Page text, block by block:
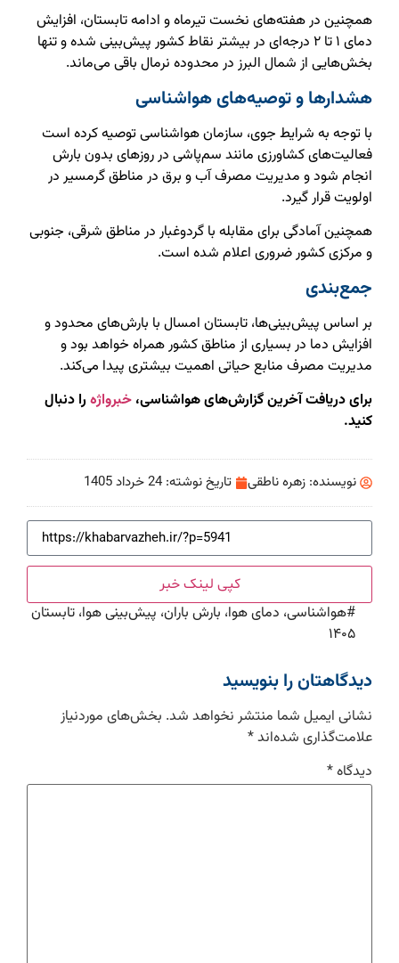
همچنین در هفته‌های نخست تیرماه و ادامه تابستان، افزایش
دمای ۱ تا ۲ درجه‌ای در بیشتر نقاط کشور پیش‌بینی شده و تنها
بخش‌هایی از شمال البرز در محدوده نرمال باقی می‌ماند.
هشدارها و توصیه‌های هواشناسی
با توجه به شرایط جوی، سازمان هواشناسی توصیه کرده است
فعالیت‌های کشاورزی مانند سم‌پاشی در روزهای بدون بارش
انجام شود و مدیریت مصرف آب و برق در مناطق گرمسیر در
اولویت قرار گیرد.
همچنین آمادگی برای مقابله با گردوغبار در مناطق شرقی، جنوبی
و مرکزی کشور ضروری اعلام شده است.
جمع‌بندی
بر اساس پیش‌بینی‌ها، تابستان امسال با بارش‌های محدود و
افزایش دما در بسیاری از مناطق کشور همراه خواهد بود و
مدیریت مصرف منابع حیاتی اهمیت بیشتری پیدا می‌کند.
برای دریافت آخرین گزارش‌های هواشناسی، خبرواژهرا دنبال
کنید.
نویسنده: زهره ناطقی تاریخ نوشته: 24 خرداد 1405
کپی لینک خبر
#هواشناسی، دمای هوا، بارش باران، پیش‌بینی هوا، تابستان
۱۴۰۵
دیدگاهتان را بنویسید
نشانی ایمیل شما منتشر نخواهد شد. بخش‌های موردنیاز
علامت‌گذاری شده‌اند*
دیدگاه*